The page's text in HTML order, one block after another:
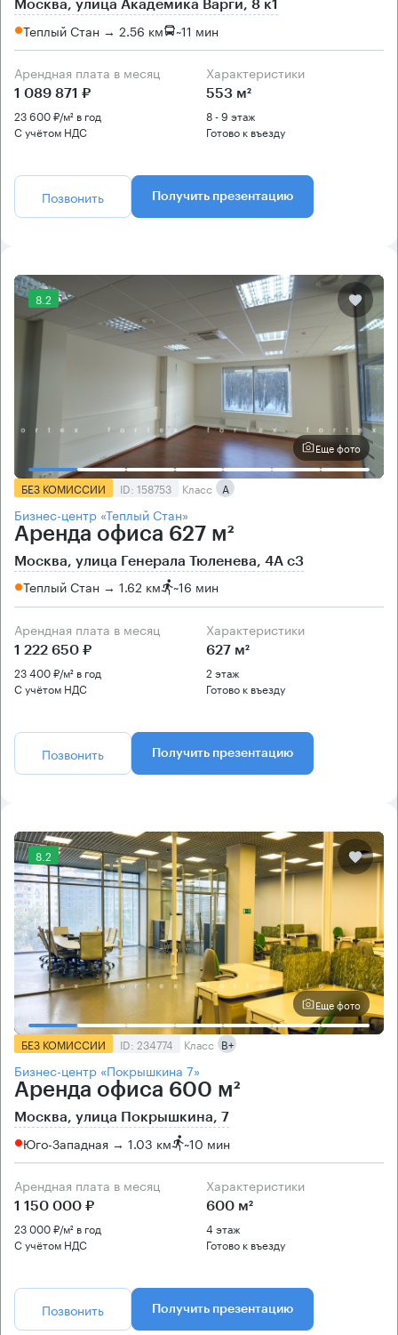
Москва, улица Академика Варги, 8 к1
Теплый Стан → 2.56 км ~11 мин
Арендная плата в месяц
1 089 871 ₽
23 600 ₽/м² в год
С учётом НДС
Характеристики
553 м²
8 - 9 этаж
Готово к въезду
Позвонить Получить презентацию
8.2
Еще фото
БЕЗ КОМИССИИ ID: 158753 Класс А
Бизнес-центр «Теплый Стан»
Аренда офиса 627 м²
Москва, улица Генерала Тюленева, 4А с3
Теплый Стан → 1.62 км ~16 мин
Арендная плата в месяц
1 222 650 ₽
23 400 ₽/м² в год
С учётом НДС
Характеристики
627 м²
2 этаж
Готово к въезду
Позвонить Получить презентацию
8.2
Еще фото
БЕЗ КОМИССИИ ID: 234774 Класс B+
Бизнес-центр «Покрышкина 7»
Аренда офиса 600 м²
Москва, улица Покрышкина, 7
Юго-Западная → 1.03 км ~10 мин
Арендная плата в месяц
1 150 000 ₽
23 000 ₽/м² в год
С учётом НДС
Характеристики
600 м²
4 этаж
Готово к въезду
Позвонить Получить презентацию